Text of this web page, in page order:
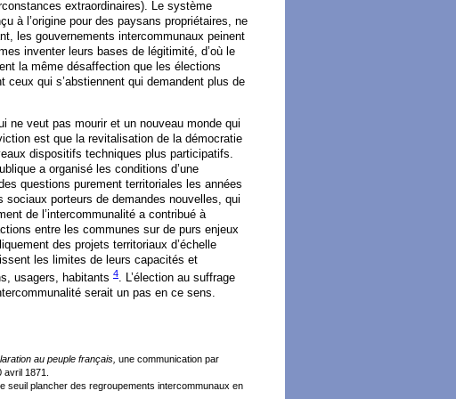
extraordinaires). Le système
à l’origine pour des paysans propriétaires, ne
les gouvernements intercommunaux peinent
inventer leurs bases de légitimité, d’où le
la même désaffection que les élections
qui s’abstiennent qui demandent plus de
ne veut pas mourir et un nouveau monde qui
est que la revitalisation de la démocratie
dispositifs techniques plus participatifs.
a organisé les conditions d’une
questions purement territoriales les années
sociaux porteurs de demandes nouvelles, qui
de l’intercommunalité a contribué à
entre les communes sur de purs enjeux
des projets territoriaux d’échelle
les limites de leurs capacités et
usagers, habitants 4
. L’élection au suffrage
serait un pas en ce sens.
au peuple français, une communication par
avril 1871.
seuil plancher des regroupements intercommunaux en